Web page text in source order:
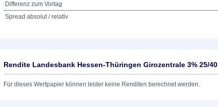
Differenz zum Vortag
Spread absolut / relativ
Rendite Landesbank Hessen-Thüringen Girozentrale 3% 25/40
Für dieses Wertpapier können leider keine Renditen berechnet werden.